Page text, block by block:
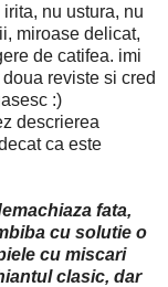
nu ustura, nu
miroase delicat,
de catifea. imi
reviste si cred
:)
descrierea
ca este
fata,
cu solutie o
cu miscari
clasic, dar